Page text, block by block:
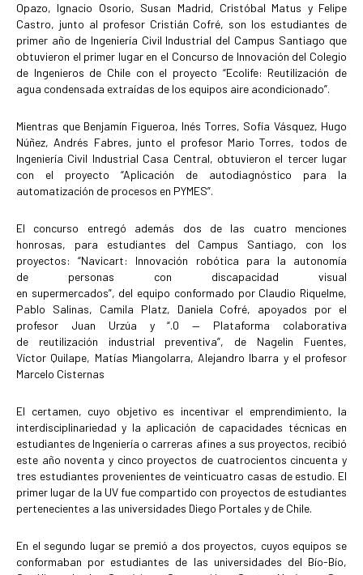
Opazo, Ignacio Osorio, Susan Madrid, Cristóbal Matus y Felipe
Castro, junto al profesor Cristián Cofré, son los estudiantes de
primer año de Ingeniería Civil Industrial del Campus Santiago que
obtuvieron el primer lugar en el Concurso de Innovación del Colegio
de Ingenieros de Chile con el proyecto “Ecolife: Reutilización de
agua condensada extraídas de los equipos aire acondicionado”.
Mientras que Benjamín Figueroa, Inés Torres, Sofía Vásquez, Hugo
Núñez, Andrés Fabres, junto el profesor Mario Torres, todos de
Ingeniería Civil Industrial Casa Central, obtuvieron el tercer lugar
con el proyecto “Aplicación de autodiagnóstico para la
automatización de procesos en PYMES”.
El concurso entregó además dos de las cuatro menciones
honrosas, para estudiantes del Campus Santiago, con los
proyectos:“Navicart: Innovación robótica para la autonomía
de personas con discapacidad visual
en supermercados”, del equipo conformado por Claudio Riquelme,
Pablo Salinas, Camila Platz, Daniela Cofré, apoyados por el
profesor Juan Urzúa y“.0 — Plataforma colaborativa
de reutilización industrial preventiva”, de Nagelin Fuentes,
Víctor Quilape, Matías Miangolarra, Alejandro Ibarra y el profesor
Marcelo Cisternas
El certamen, cuyo objetivo es incentivar el emprendimiento, la
interdisciplinariedad y la aplicación de capacidades técnicas en
estudiantes de Ingeniería o carreras afines a sus proyectos, recibió
este año noventa y cinco proyectos de cuatrocientos cincuenta y
tres estudiantes provenientes de veinticuatro casas de estudio. El
primer lugar de la UV fue compartido con proyectos de estudiantes
pertenecientes a las universidades Diego Portales y de Chile.
En el segundo lugar se premió a dos proyectos, cuyos equipos se
conformaban por estudiantes de las universidades del Bío-Bío,